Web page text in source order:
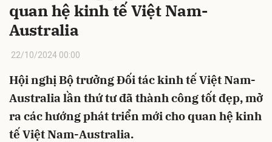
quan hệ kinh tế Việt Nam-
Australia
22/10/2024 00:00
Hội nghị Bộ trưởng Đối tác kinh tế Việt Nam-
Australia lần thứ tư đã thành công tốt đẹp, mở
ra các hướng phát triển mới cho quan hệ kinh
tế Việt Nam-Australia.
Hủy Gửi